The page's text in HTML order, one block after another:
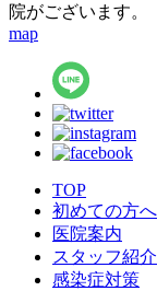
院がございます。
map
TOP
初めての方へ
医院案内
スタッフ紹介
感染症対策